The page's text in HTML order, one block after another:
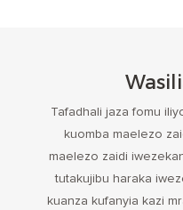
Tafadhali jaza fomu
kuomba maelezo
maelezo zaidi
tutakujibu haraka
kuanza kufanyia kazi